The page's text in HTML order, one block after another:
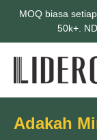
MOQ biasa
50k+.
Adakah